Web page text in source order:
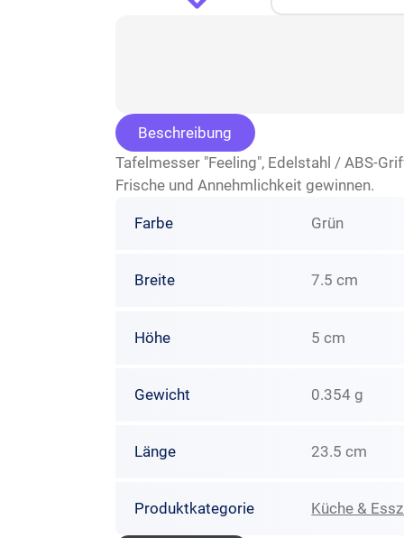
Beschreibung
Tafelmesser "Feeling", Edelstahl / ABS-
Frische und Annehmlichkeit gewinnen.
Farbe Grün
Breite 7.5 cm
Höhe 5 cm
Gewicht 0.354 g
Länge 23.5 cm
Produktkategorie Küche &